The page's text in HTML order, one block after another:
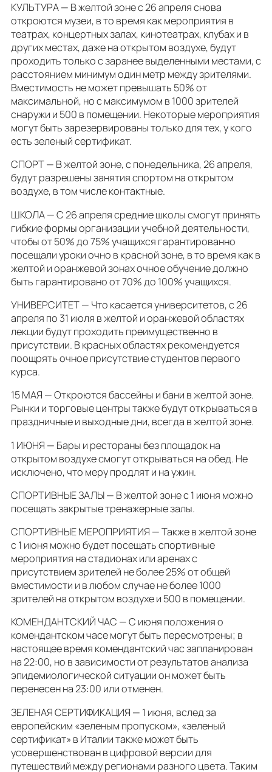
КУЛЬТУРА — В желтой зоне с 26 апреля снова
откроются музеи, в то время как мероприятия в
театрах, концертных залах, кинотеатрах, клубах и в
других местах, даже на открытом воздухе, будут
проходить только с заранее выделенными местами, с
расстоянием минимум один метр между зрителями.
Вместимость не может превышать 50% от
максимальной, но с максимумом в 1000 зрителей
снаружи и 500 в помещении. Некоторые мероприятия
могут быть зарезервированы только для тех, у кого
есть зеленый сертификат.
СПОРТ — В желтой зоне, с понедельника, 26 апреля,
будут разрешены занятия спортом на открытом
воздухе, в том числе контактные.
ШКОЛА — С 26 апреля средние школы смогут принять
гибкие формы организации учебной деятельности,
чтобы от 50% до 75% учащихся гарантированно
посещали уроки очно в красной зоне, в то время как в
желтой и оранжевой зонах очное обучение должно
быть гарантировано от 70% до 100% учащихся.
УНИВЕРСИТЕТ — Что касается университетов, с 26
апреля по 31 июля в желтой и оранжевой областях
лекции будут проходить преимущественно в
присутствии. В красных областях рекомендуется
поощрять очное присутствие студентов первого
курса.
15 МАЯ — Откроются бассейны и бани в желтой зоне.
Рынки и торговые центры также будут открываться в
праздничные и выходные дни, всегда в желтой зоне.
1 ИЮНЯ — Бары и рестораны без площадок на
открытом воздухе смогут открываться на обед. Не
исключено, что меру продлят и на ужин.
СПОРТИВНЫЕ ЗАЛЫ — В желтой зоне с 1 июня можно
посещать закрытые тренажерные залы.
СПОРТИВНЫЕ МЕРОПРИЯТИЯ — Также в желтой зоне
с 1 июня можно будет посещать спортивные
мероприятия на стадионах или аренах с
присутствием зрителей не более 25% от общей
вместимости и в любом случае не более 1000
зрителей на открытом воздухе и 500 в помещении.
КОМЕНДАНТСКИЙ ЧАС — С июня положения о
комендантском часе могут быть пересмотрены; в
настоящее время комендантский час запланирован
на 22:00, но в зависимости от результатов анализа
эпидемиологической ситуации он может быть
перенесен на 23:00 или отменен.
ЗЕЛЕНАЯ СЕРТИФИКАЦИЯ — 1 июня, вслед за
европейским «зеленым пропуском», «зеленый
сертификат» в Италии также может быть
усовершенствован в цифровой версии для
путешествий между регионами разного цвета. Таким